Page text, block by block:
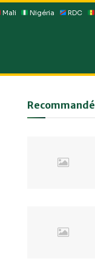
Mali Nigéria RDC
Recommandé